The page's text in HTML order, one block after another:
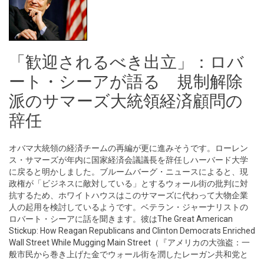
「歓迎されるべき出立」：ロバ
ート・シーアが語る 規制解除
派のサマーズ大統領経済顧問の
辞任
オバマ大統領の経済チームの再編が更に進みそうです。ローレン
ス・サマーズが年内に国家経済会議議長を辞任しハーバード大学
に戻ると明かしました。ブルームバーグ・ニュースによると、現
政権が「ビジネスに敵対している」とするウォール街の批判に対
抗するため、ホワイトハウスはこのサマーズに代わって大物企業
人の起用を検討しているようです。ベテラン・ジャーナリストの
ロバート・シーアに話を聞きます。彼はThe Great American
Stickup: How Reagan Republicans and Clinton Democrats Enriched
Wall Street While Mugging Main Street（『アメリカの大強盗：一
般市民から巻き上げた金でウォール街を潤したレーガン共和党と